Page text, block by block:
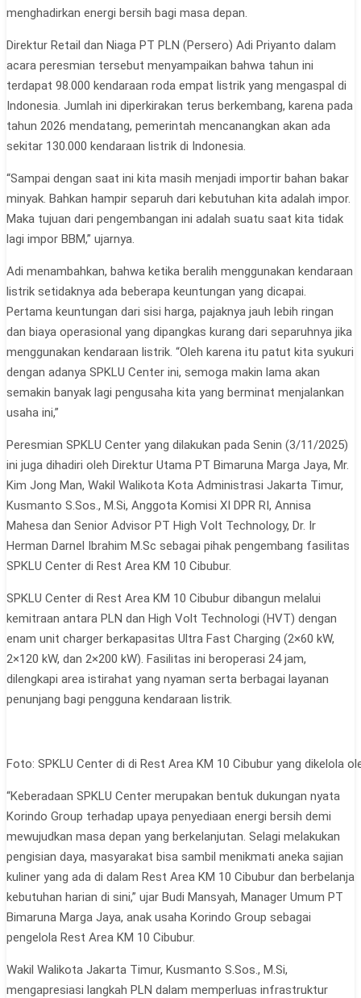
menghadirkan energi bersih bagi masa depan.
Direktur Retail dan Niaga PT PLN (Persero) Adi Priyanto dalam
acara peresmian tersebut menyampaikan bahwa tahun ini
terdapat 98.000 kendaraan roda empat listrik yang mengaspal di
Indonesia. Jumlah ini diperkirakan terus berkembang, karena pada
tahun 2026 mendatang, pemerintah mencanangkan akan ada
sekitar 130.000 kendaraan listrik di Indonesia.
“Sampai dengan saat ini kita masih menjadi importir bahan bakar
minyak. Bahkan hampir separuh dari kebutuhan kita adalah impor.
Maka tujuan dari pengembangan ini adalah suatu saat kita tidak
lagi impor BBM,” ujarnya.
Adi menambahkan, bahwa ketika beralih menggunakan kendaraan
listrik setidaknya ada beberapa keuntungan yang dicapai.
Pertama keuntungan dari sisi harga, pajaknya jauh lebih ringan
dan biaya operasional yang dipangkas kurang dari separuhnya jika
menggunakan kendaraan listrik. “Oleh karena itu patut kita syukuri
dengan adanya SPKLU Center ini, semoga makin lama akan
semakin banyak lagi pengusaha kita yang berminat menjalankan
usaha ini,”
Peresmian SPKLU Center yang dilakukan pada Senin (3/11/2025)
ini juga dihadiri oleh Direktur Utama PT Bimaruna Marga Jaya, Mr.
Kim Jong Man, Wakil Walikota Kota Administrasi Jakarta Timur,
Kusmanto S.Sos., M.Si, Anggota Komisi XI DPR RI, Annisa
Mahesa dan Senior Advisor PT High Volt Technology, Dr. Ir
Herman Darnel Ibrahim M.Sc sebagai pihak pengembang fasilitas
SPKLU Center di Rest Area KM 10 Cibubur.
SPKLU Center di Rest Area KM 10 Cibubur dibangun melalui
kemitraan antara PLN dan High Volt Technologi (HVT) dengan
enam unit charger berkapasitas Ultra Fast Charging (2×60 kW,
2×120 kW, dan 2×200 kW). Fasilitas ini beroperasi 24 jam,
dilengkapi area istirahat yang nyaman serta berbagai layanan
penunjang bagi pengguna kendaraan listrik.
Foto: SPKLU Center di di Rest Area KM 10 Cibubur yang dikelola
“Keberadaan SPKLU Center merupakan bentuk dukungan nyata
Korindo Group terhadap upaya penyediaan energi bersih demi
mewujudkan masa depan yang berkelanjutan. Selagi melakukan
pengisian daya, masyarakat bisa sambil menikmati aneka sajian
kuliner yang ada di dalam Rest Area KM 10 Cibubur dan berbelanja
kebutuhan harian di sini,” ujar Budi Mansyah, Manager Umum PT
Bimaruna Marga Jaya, anak usaha Korindo Group sebagai
pengelola Rest Area KM 10 Cibubur.
Wakil Walikota Jakarta Timur, Kusmanto S.Sos., M.Si,
mengapresiasi langkah PLN dalam memperluas infrastruktur